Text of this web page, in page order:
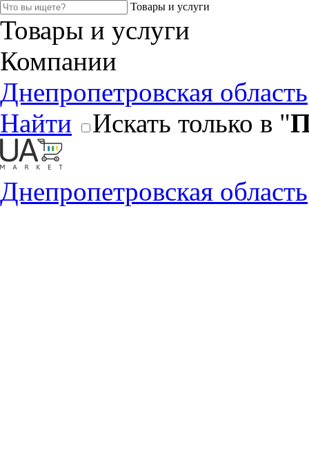
Товары и услуги
Товары и услуги
Компании
Днепропетровская область
Найти
Искать только в "
Днепропетровская область